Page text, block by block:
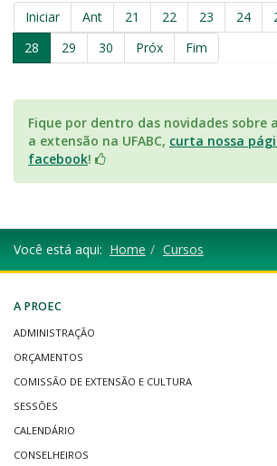
Iniciar Ant 21 22 23 24
28
29 30 Próx Fim
Fique por dentro das novidades sobre
a extensão na UFABC, curta nossa
facebook!
Você está aqui: Home Cursos
A PROEC
ADMINISTRAÇÃO
ORÇAMENTOS
COMISSÃO DE EXTENSÃO E CULTURA
SESSÕES
CALENDÁRIO
CONSELHEIROS